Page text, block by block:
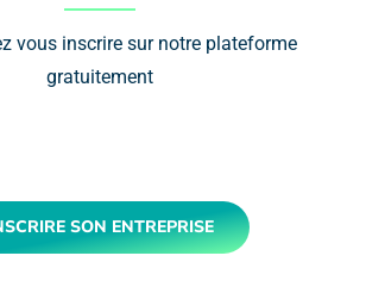
vous inscrire sur notre plateforme
gratuitement
SON ENTREPRISE